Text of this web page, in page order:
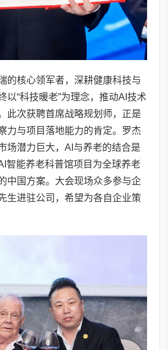
的核心领军者，深耕健康科技与
以“科技暖老”为理念，推动AI技术
此次获聘首席战略规划师，正是
力与项目落地能力的肯定。罗杰
场潜力巨大，AI与养老的结合是
智能养老科普馆项目为全球养老
中国方案。大会现场众多参与企
生进驻公司，希望为各自企业策